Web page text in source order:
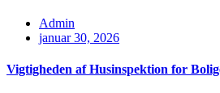
Admin
januar 30, 2026
Vigtigheden af Husinspektion for